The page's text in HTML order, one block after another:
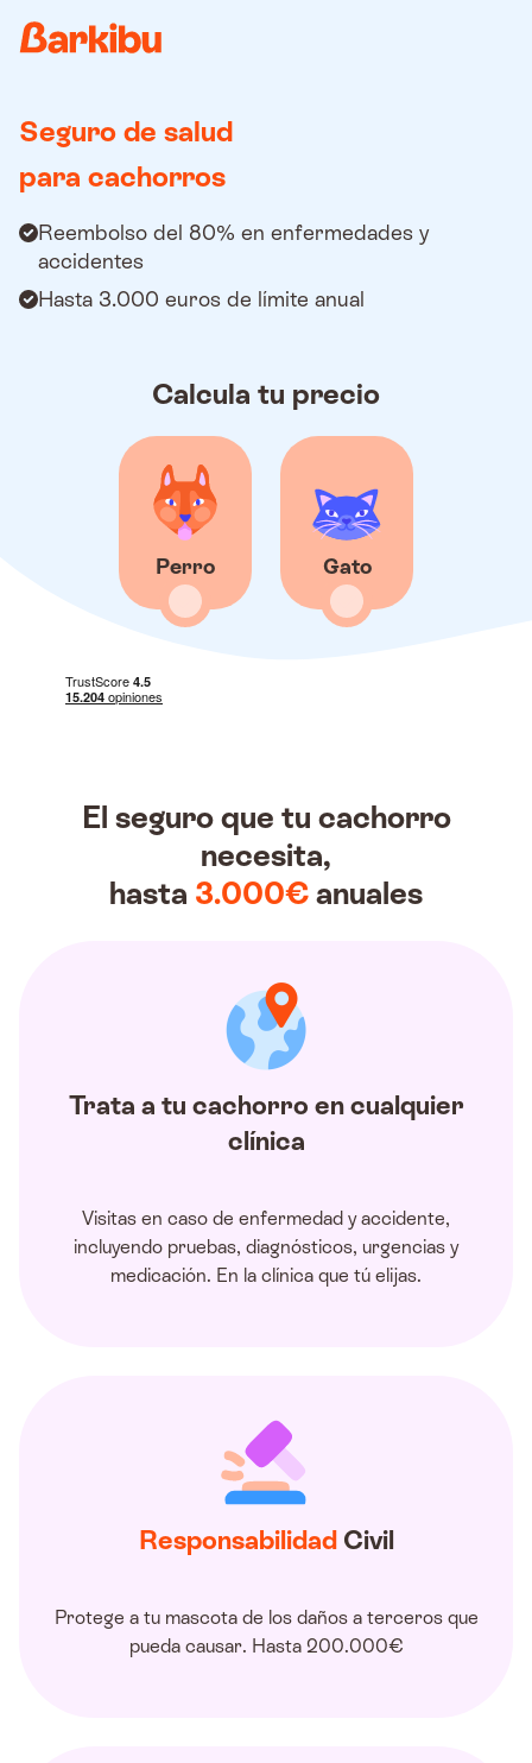
Seguro de salud
para cachorros
Reembolso del 80% en enfermedades y
accidentes
Hasta 3.000 euros de límite anual
Calcula tu precio
Perro Gato
El seguro que tu cachorro
necesita,
hasta 3.000€ anuales
Trata a tu cachorro en cualquier
clínica
Visitas en caso de enfermedad y accidente,
incluyendo pruebas, diagnósticos, urgencias y
medicación. En la clínica que tú elijas.
ResponsabilidadCivil
Protege a tu mascota de los daños a terceros que
pueda causar. Hasta 200.000€